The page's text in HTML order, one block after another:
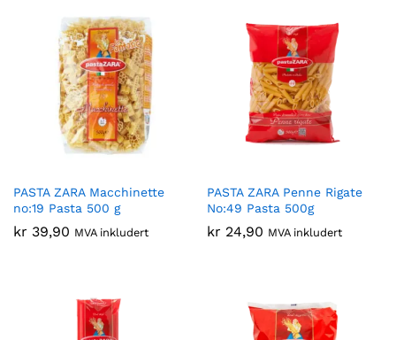
PASTA ZARA Macchinette
no:19 Pasta 500 g
kr 39,90 MVA inkludert
PASTA ZARA Penne Rigate
No:49 Pasta 500g
kr 24,90 MVA inkludert